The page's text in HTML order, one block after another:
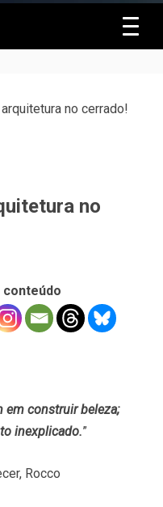
no cerrado!
no
em construir beleza;
inexplicado.”
Rocco